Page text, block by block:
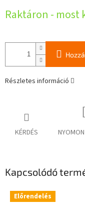
Raktáron -
Részletes információ
KÉRDÉS
Kapcsolódó
Előrendelés